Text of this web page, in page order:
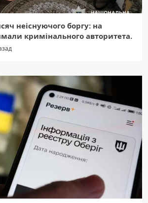
неіснуючого боргу: на
кримінального авторитета.